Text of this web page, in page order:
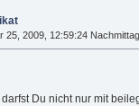
25, 2009, 12:59:24
Du nicht nur mit